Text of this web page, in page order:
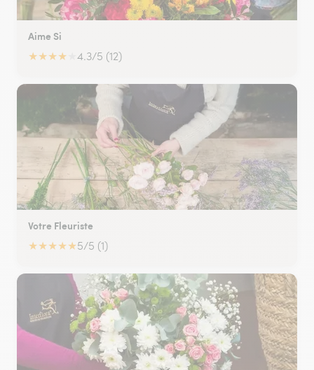
Aime Si
★★★★ 4.3/5 (12)
Votre Fleuriste
★★★★★5/5 (1)